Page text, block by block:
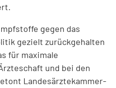
gegen das
gezielt zurückgehalten
für maximale
und bei den
Landesärztekammer-